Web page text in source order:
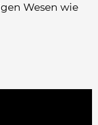
Wesen wie